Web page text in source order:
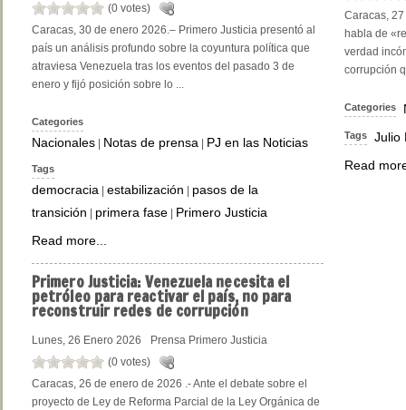
(0 votes)
Caracas, 30 de enero 2026.– Primero Justicia presentó al
país un análisis profundo sobre la coyuntura política que
atraviesa Venezuela tras los eventos del pasado 3 de
enero y fijó posición sobre lo ...
Categories
Nacionales | Notas de prensa | PJ en las Noticias
Tags
democracia | estabilización | pasos de la
transición | primera fase | Primero Justicia
Read more...
Caracas,
habla de
verdad
corrupción
Categories
Tags
Julio
Read
PrimeroJusticia: Venezuela necesita el
petróleo para reactivar el país, no para
reconstruir redes de corrupción
Lunes, 26 Enero 2026
Prensa Primero Justicia
(0 votes)
Caracas, 26 de enero de 2026 .- Ante el debate sobre el
proyecto de Ley de Reforma Parcial de la Ley Orgánica de